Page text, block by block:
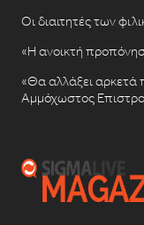
Οι διαιτητές των
«Η ανοικτή
«Θα αλλάξει αρκετά
Αμμόχωστος